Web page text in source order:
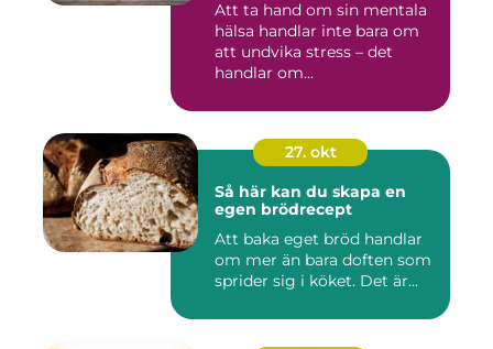
Att ta hand om sin mentala
hälsa handlar inte bara om
att undvika stress – det
handlar om...
27. okt
Så här kan du skapa en
egen brödrecept
Att baka eget bröd handlar
om mer än bara doften som
sprider sig i köket. Det är...